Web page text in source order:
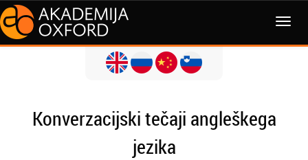
MENI
Konverzacijski tečaji angleškega
jezika